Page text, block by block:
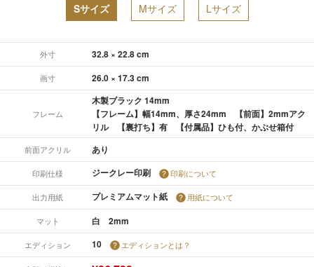
Sサイズ Mサイズ Lサイズ
外寸 32.8 × 22.8 cm
画寸 26.0 × 17.3 cm
フレーム
木製ブラック 14mm
【フレーム】幅14mm、厚さ24mm 【前面】2mmアク
リル 【裏打ち】有 【付属品】ひも付、かぶせ箱付
前面アクリル あり
印刷仕様 ジークレー印刷 印刷について
出力用紙 プレミアムマット紙 用紙について
マット 白 2mm
エディション 10 エディションとは？